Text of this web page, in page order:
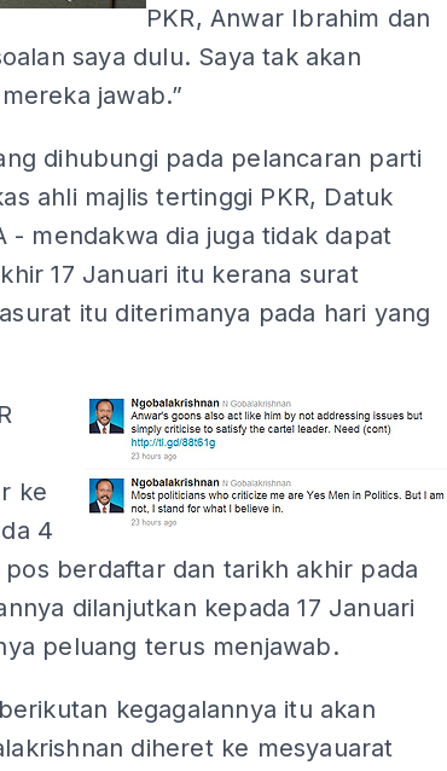
PKR, Anwar Ibrahim dan
saya dulu. Saya tak akan
jawab.”
dihubungi pada pelancaran parti
ahli majlis tertinggi PKR, Datuk
- mendakwa dia juga tidak dapat
17 Januari itu kerana surat
itu diterimanya pada hari yang
ke
4
berdaftar dan tarikh akhir pada
dilanjutkan kepada 17 Januari
peluang terus menjawab.
kegagalannya itu akan
diheret ke mesyauarat